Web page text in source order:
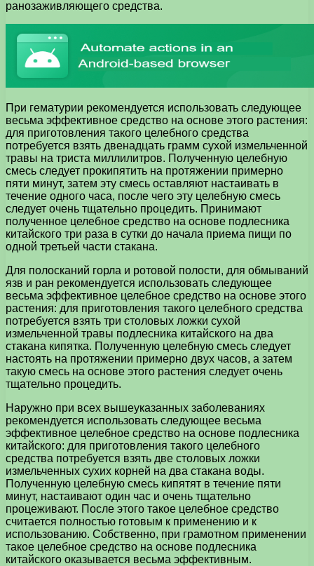
ранозаживляющего средства.
При гематурии рекомендуется использовать следующее
весьма эффективное средство на основе этого растения:
для приготовления такого целебного средства
потребуется взять двенадцать грамм сухой измельченной
травы на триста миллилитров. Полученную целебную
смесь следует прокипятить на протяжении примерно
пяти минут, затем эту смесь оставляют настаивать в
течение одного часа, после чего эту целебную смесь
следует очень тщательно процедить. Принимают
полученное целебное средство на основе подлесника
китайского три раза в сутки до начала приема пищи по
одной третьей части стакана.
Для полосканий горла и ротовой полости, для обмываний
язв и ран рекомендуется использовать следующее
весьма эффективное целебное средство на основе этого
растения: для приготовления такого целебного средства
потребуется взять три столовых ложки сухой
измельченной травы подлесника китайского на два
стакана кипятка. Полученную целебную смесь следует
настоять на протяжении примерно двух часов, а затем
такую смесь на основе этого растения следует очень
тщательно процедить.
Наружно при всех вышеуказанных заболеваниях
рекомендуется использовать следующее весьма
эффективное целебное средство на основе подлесника
китайского: для приготовления такого целебного
средства потребуется взять две столовых ложки
измельченных сухих корней на два стакана воды.
Полученную целебную смесь кипятят в течение пяти
минут, настаивают один час и очень тщательно
процеживают. После этого такое целебное средство
считается полностью готовым к применению и к
использованию. Собственно, при грамотном применении
такое целебное средство на основе подлесника
китайского оказывается весьма эффективным.